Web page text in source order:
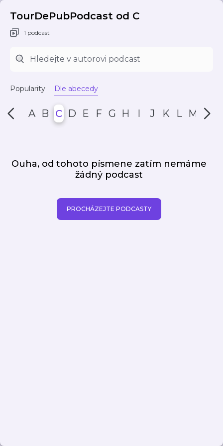
TourDePubPodcast od C
1 podcast
Popularity Dle abecedy
A B C D E F G H I J K L M N
Ouha, od tohoto písmene zatím nemáme
žádný podcast
PROCHÁZEJTE PODCASTY